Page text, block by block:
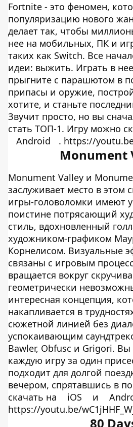
Fortnite - это феномен,
популяризацию нового
делает так, чтобы
нее на мобильных, ПК и
таких как Switch. Все
идеи: выжить. Играть в
прыгните с парашютом в
припасы и оружие,
хотите, и станьте
Звучит просто, но вы
стать ТОП-1. Игру можно
Android
. https://
Monument
Monument Valley и
заслуживает место в этом
игры-головоломки имеют
поистине потрясающий
стиль, вдохновленный
художником-графиком
Корнелисом. Визуальные
связаны с игровым
вращается вокруг
геометрически
интересная концепция,
накапливается в
сюжетной линией без
успокаивающим
Bawler, Obfusc и Grigori.
каждую игру за один
подходит для долгой
вечером, спрятавшись в
скачать на
iOS и
https://youtu.be/
80